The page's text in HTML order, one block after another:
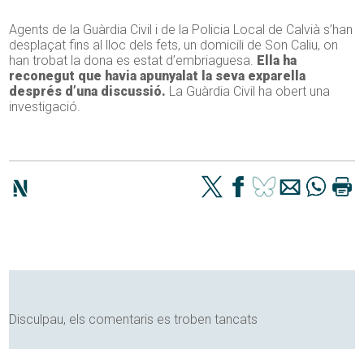
Agents de la Guàrdia Civil i de la Policia Local de Calvià s’han
desplaçat fins al lloc dels fets, un domicili de Son Caliu, on
han trobat la dona es estat d’embriaguesa. Ella ha
reconegut que havia apunyalat la seva exparella
després d’una discussió. La Guàrdia Civil ha obert una
investigació.
Disculpau, els comentaris es troben tancats